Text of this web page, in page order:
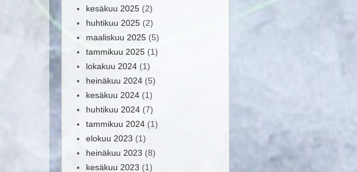
kesäkuu 2025 (2)
huhtikuu 2025 (2)
maaliskuu 2025 (5)
tammikuu 2025 (1)
lokakuu 2024 (1)
heinäkuu 2024 (5)
kesäkuu 2024 (1)
huhtikuu 2024 (7)
tammikuu 2024 (1)
elokuu 2023 (1)
heinäkuu 2023 (8)
kesäkuu 2023 (1)